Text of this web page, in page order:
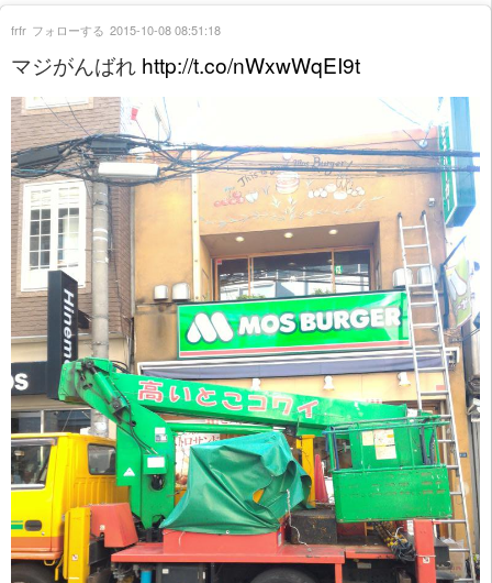
マジがんばれ http://t.co/nWxwWqEI9t
frfr フォローする 2015-10-08 08:51:18